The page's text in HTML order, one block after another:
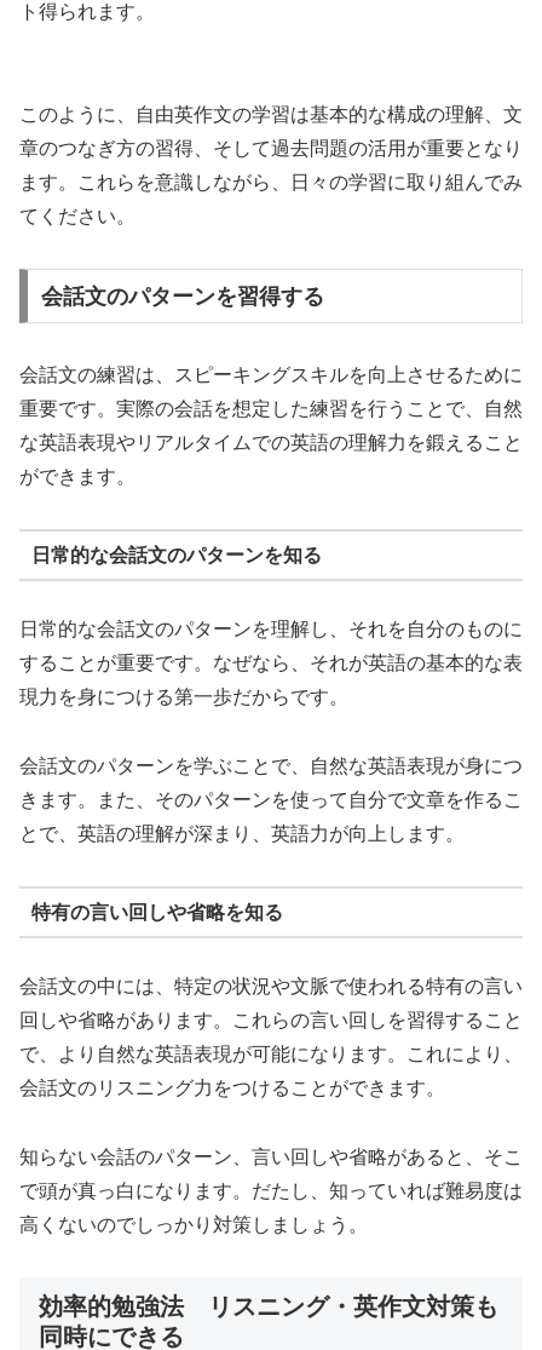
ト得られます。
このように、自由英作文の学習は基本的な構成の理解、文
章のつなぎ方の習得、そして過去問題の活用が重要となり
ます。これらを意識しながら、日々の学習に取り組んでみ
てください。
会話文のパターンを習得する
会話文の練習は、スピーキングスキルを向上させるために
重要です。実際の会話を想定した練習を行うことで、自然
な英語表現やリアルタイムでの英語の理解力を鍛えること
ができます。
日常的な会話文のパターンを知る
日常的な会話文のパターンを理解し、それを自分のものに
することが重要です。なぜなら、それが英語の基本的な表
現力を身につける第一歩だからです。
会話文のパターンを学ぶことで、自然な英語表現が身につ
きます。また、そのパターンを使って自分で文章を作るこ
とで、英語の理解が深まり、英語力が向上します。
特有の言い回しや省略を知る
会話文の中には、特定の状況や文脈で使われる特有の言い
回しや省略があります。これらの言い回しを習得すること
で、より自然な英語表現が可能になります。これにより、
会話文のリスニング力をつけることができます。
知らない会話のパターン、言い回しや省略があると、そこ
で頭が真っ白になります。だたし、知っていれば難易度は
高くないのでしっかり対策しましょう。
効率的勉強法 リスニング・英作文対策も
同時にできる